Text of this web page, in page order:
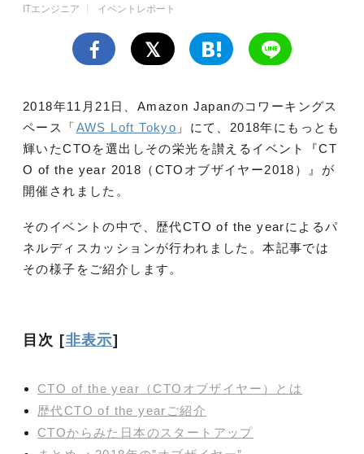
ITエンジニア
イベントレポート
2018年11月21日、Amazon Japanのコワーキングス
ペース「AWS Loft Tokyo 」にて、2018年にもっとも
輝いたCTOを選出しその栄光を讃えるイベント『CT
O of the year 2018（CTOオブザイヤー2018）』が
開催されました。
そのイベントの中で、歴代CTO of the yearによるパ
ネルディスカッションが行われました。本記事では
その様子をご紹介します。
目次 [非表示]
CTO of the year（CTOオブザイヤー）とは
歴代CTO of the yearご紹介
CTOからみた日本のスタートアップ